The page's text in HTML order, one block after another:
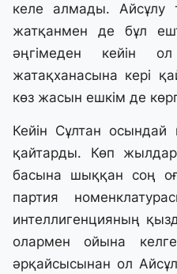
келе алмады. Айсұлу
жатқанмен де бұл
әңгімеден кейін
жатақханасына кері
көз жасын ешкім де
Кейін Сұлтан
қайтарды. Көп
басына шыққан соң
партия
интеллигенцияның
олармен ойына
әрқайсысынан ол